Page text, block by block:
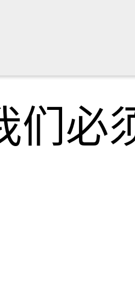
们必